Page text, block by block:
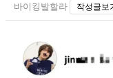
바이킹발할라
작성글보